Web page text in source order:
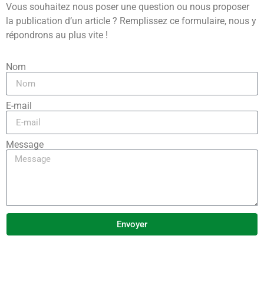
Vous souhaitez nous poser une question ou nous proposer
la publication d’un article ? Remplissez ce formulaire, nous y
répondrons au plus vite !
Nom
E-mail
Message
Envoyer